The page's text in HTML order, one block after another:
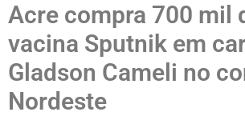
Acre compra 700 mil
vacina Sputnik em
Gladson Cameli no
Nordeste